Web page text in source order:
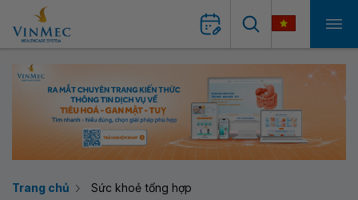
Trang chủ Sức khoẻ tổng hợp